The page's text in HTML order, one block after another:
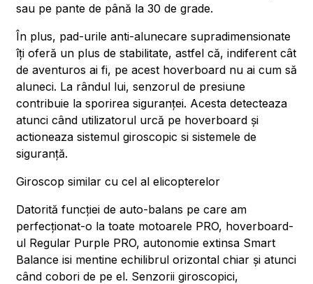
sau pe pante de până la 30 de grade.
În plus, pad-urile anti-alunecare supradimensionate
îți oferă un plus de stabilitate, astfel că, indiferent cât
de aventuros ai fi, pe acest hoverboard nu ai cum să
aluneci. La rândul lui, senzorul de presiune
contribuie la sporirea siguranței. Acesta detecteaza
atunci când utilizatorul urcă pe hoverboard și
actioneaza sistemul giroscopic si sistemele de
siguranță.
Giroscop similar cu cel al elicopterelor
Datorită funcției de auto-balans pe care am
perfecționat-o la toate motoarele PRO, hoverboard-
ul Regular Purple PRO, autonomie extinsa Smart
Balance isi mentine echilibrul orizontal chiar și atunci
când cobori de pe el. Senzorii giroscopici,